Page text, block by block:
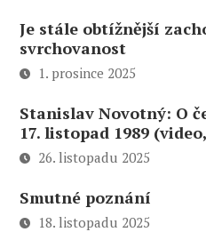
Je stále obtížnější
svrchovanost
1. prosince 2025
Stanislav Novotný: O
17. listopad 1989
26. listopadu 2025
Smutné poznání
18. listopadu 2025